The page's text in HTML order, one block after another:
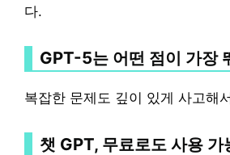
다.
GPT-5는 어떤 점이 가장
복잡한 문제도 깊이 있게 사고해
챗 GPT, 무료로도 사용 가